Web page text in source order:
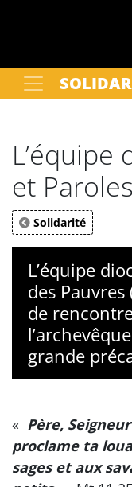
Votre recherche
L’équipe
et
Solidarité
L’équipe
des
de
grande
« Père,
proclame ta
sages et aux
Panneau de gestion